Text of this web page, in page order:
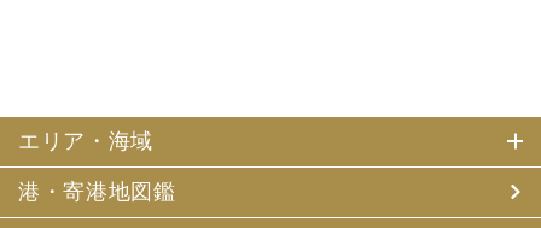
エリア・海域
港・寄港地図鑑